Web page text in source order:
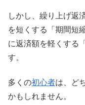
しかし、繰り上げ返
を短くする「期間短
に返済額を軽くする
す。
多くの初心者は、ど
かもしれません。